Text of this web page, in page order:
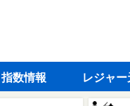
指数情報 レジャー